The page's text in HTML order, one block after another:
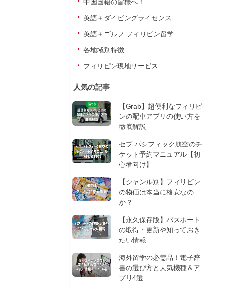
中国国籍の皆様へ！
英語＋ダイビングライセンス
英語＋ゴルフ フィリピン留学
各地域別特徴
フィリピン現地サービス
人気の記事
【Grab】超便利なフィリピ
ンの配車アプリの使い方を
徹底解説
セブ パシフィック航空のチ
ケット予約マニュアル【初
心者向け】
【ジャンル別】フィリピン
の物価は本当に格安なの
か？
【永久保存版】パスポート
の取得・更新や知っておき
たい情報
海外留学の必需品！電子辞
書の選び方と人気機種＆ア
プリ4選